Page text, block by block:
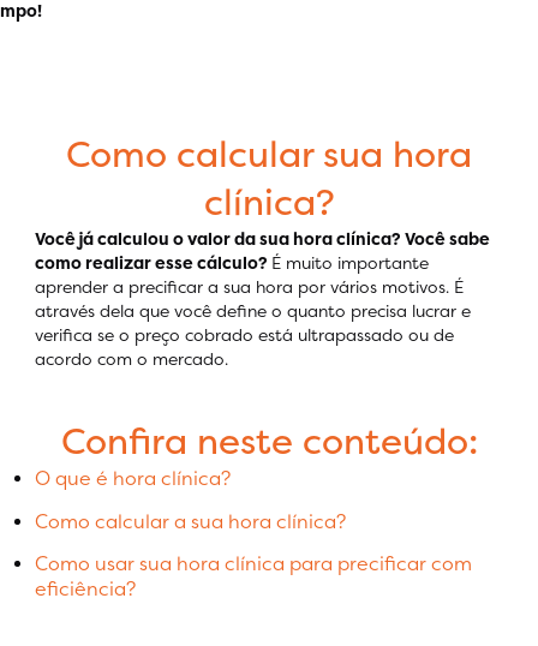
Como calcular sua hora
clínica?
Você já calculou o valor da sua hora clínica? Você sabe
como realizar esse cálculo? É muito importante
aprender a precificar a sua hora por vários motivos. É
através dela que você define o quanto precisa lucrar e
verifica se o preço cobrado está ultrapassado ou de
acordo com o mercado.
Confira neste conteúdo:
O que é hora clínica?
Como calcular a sua hora clínica?
Como usar sua hora clínica para precificar com
eficiência?